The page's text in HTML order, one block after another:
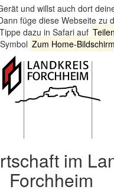
und willst auch dort
füge diese Webseite zu
dazu in Safari auf Teilen
Zum Home-Bildschirm
im
Forchheim